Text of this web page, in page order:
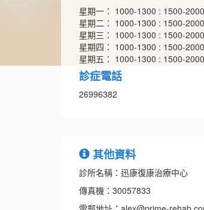
星期一： 1000-1300 : 1500-2000
星期二： 1000-1300 : 1500-2000
星期三： 1000-1300 : 1500-2000
星期四： 1000-1300 : 1500-2000
星期五： 1000-1300 : 1500-2000
診症電話
26996382
其他資料
診所名稱：迅康復康治療中心
傳真機：30057833